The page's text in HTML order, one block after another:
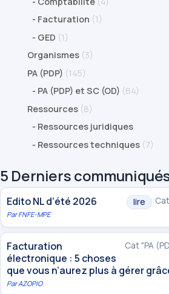
- Facturation (1)
- GED (1)
Organismes (3)
PA (PDP) (145)
- PA (PDP) et SC (OD) (84)
Ressources (8)
- Ressources juridiques
- Ressources techniques (7)
5 Derniers
Edito NL d’été 2026 lire
ParFNFE-MPE
Cat "PA
Facturation
électronique : 5 choses
que vous n’aurez plus à gérer
ParAZOPIO